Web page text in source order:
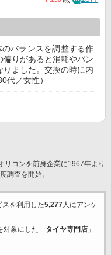
バランスを調整する作
りがあると消耗やパン
ました。交換の時に内
代／女性）
リコンを前身企業に1967年より
調査を開始。
を利用した5,277人にアンケ
対象にした「 タイヤ専門店」